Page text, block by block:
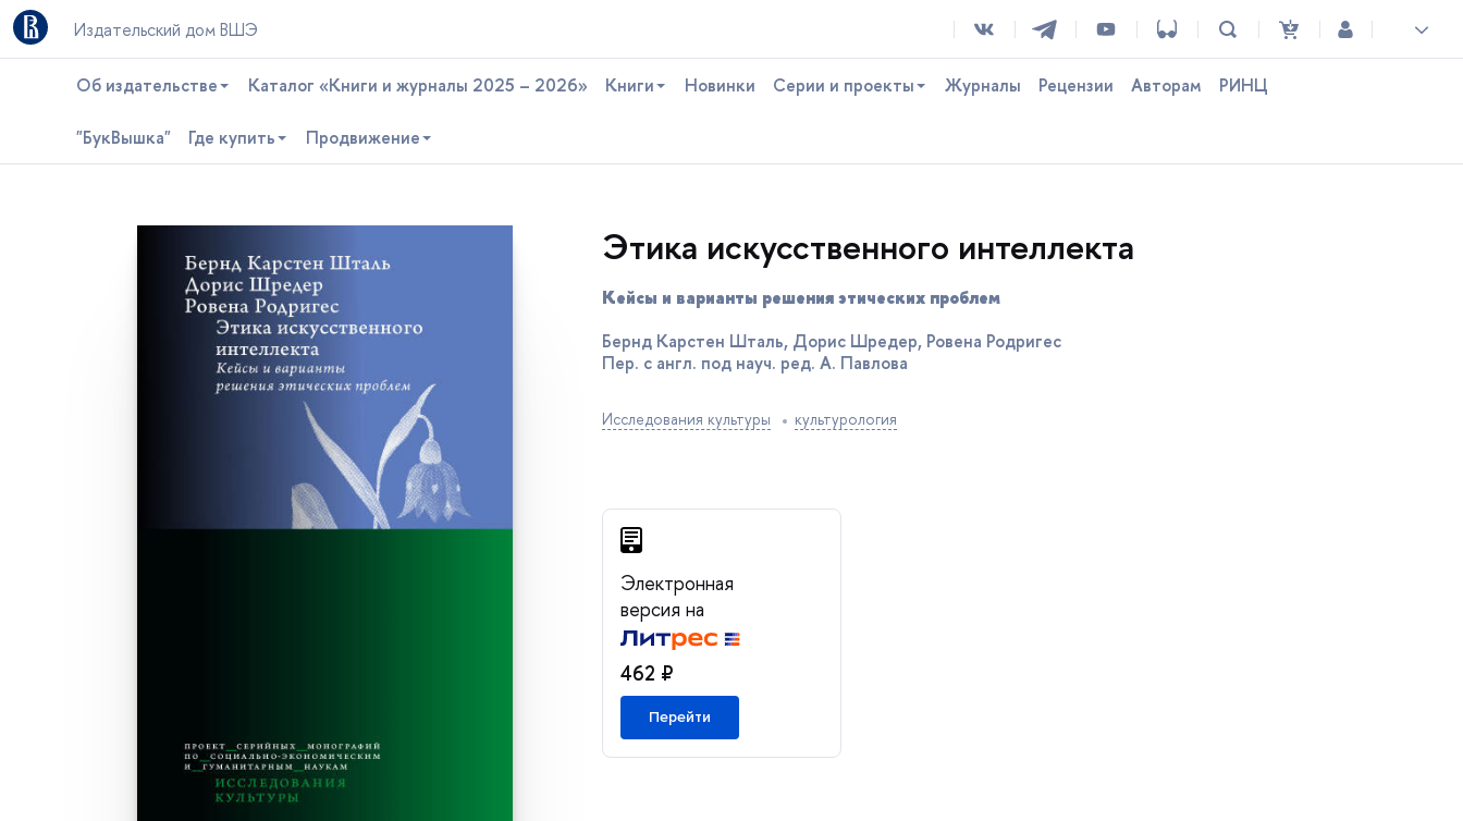
Издательский дом ВШЭ
Об издательстве Каталог «Книги и журналы 2025 – 2026» Книги Новинки Серии и проекты Журналы Рецензии Авторам РИНЦ
"БукВышка" Где купить Продвижение
Этика искусственного интеллекта
Кейсы и варианты решения этических проблем
Бернд Карстен Шталь, Дорис Шредер, Ровена Родригес
Пер. с англ. под науч. ред. А. Павлова
Исследования культуры культурология
Электронная
ерсия на
462 ₽
Перейти